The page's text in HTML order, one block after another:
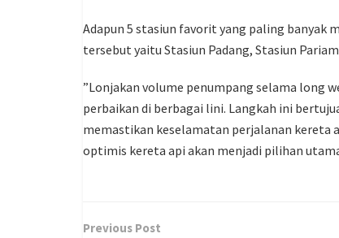
Adapun 5 stasiun favorit yang paling banyak
tersebut yaitu Stasiun Padang, Stasiun
”Lonjakan volume penumpang selama long
perbaikan di berbagai lini. Langkah ini
memastikan keselamatan perjalanan kereta
optimis kereta api akan menjadi pilihan
Previous Post